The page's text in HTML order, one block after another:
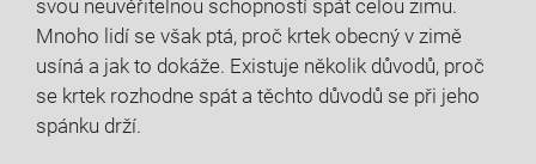
svou neuvěřitelnou schopností spát celou zimu.
Mnoho lidí se však ptá, proč krtek obecný v zimě
usíná a jak to dokáže. Existuje několik důvodů, proč
se krtek rozhodne spát a těchto důvodů se při jeho
spánku drží.